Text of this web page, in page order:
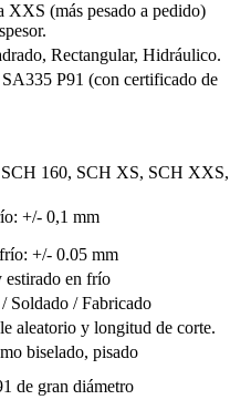
XXS (más pesado a pedido)
Rectangular, Hidráulico.
P91 (con certificado de
160, SCH XS, SCH XXS,
+/- 0,1 mm
+/- 0.05 mm
en frío
Soldado / Fabricado
aleatorio y longitud de corte.
biselado, pisado
de gran diámetro